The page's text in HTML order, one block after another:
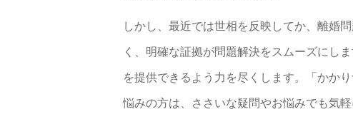
しかし、最近では世相を反映してか、離婚
く、明確な証拠が問題解決をスムーズにし
を提供できるよう力を尽くします。「かか
悩みの方は、ささいな疑問やお悩みでも気軽